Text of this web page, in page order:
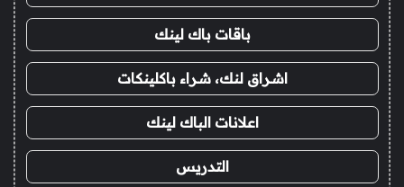
باقات باك لينك
اشراق لنك، شراء باكلينكات
اعلانات الباك لينك
التدريس